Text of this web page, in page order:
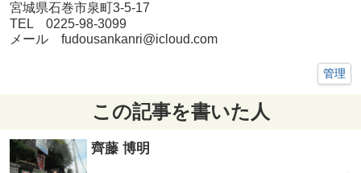
宮城県石巻市泉町3-5-17
TEL 0225-98-3099
メール fudousankanri@icloud.com
管理
この記事を書いた人
齊藤 博明